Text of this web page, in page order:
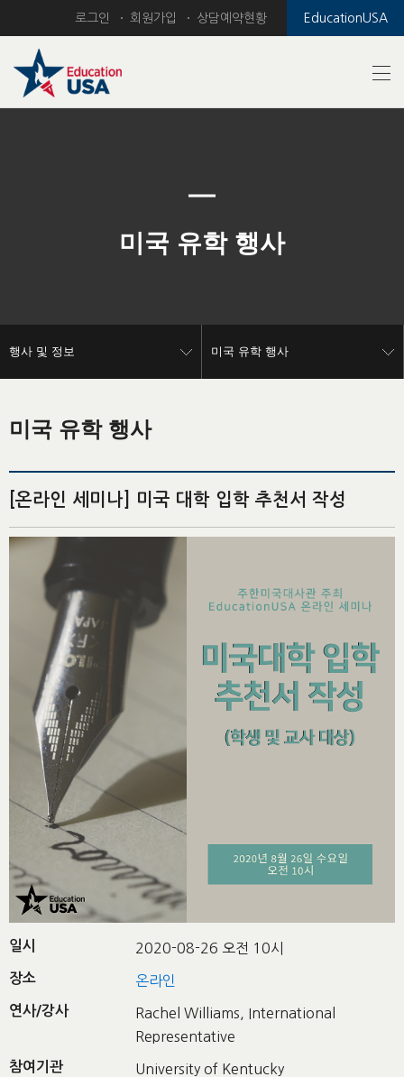
EducationUSA
로그인 회원가입 상담예약현황
미국 유학 행사
행사 및 정보 미국 유학 행사
미국 유학 행사
[온라인 세미나] 미국 대학 입학 추천서 작성
일시 2020-08-26 오전 10시
장소 온라인
연사/강사
Rachel Williams, International
Representative
참여기관 University of Kentucky